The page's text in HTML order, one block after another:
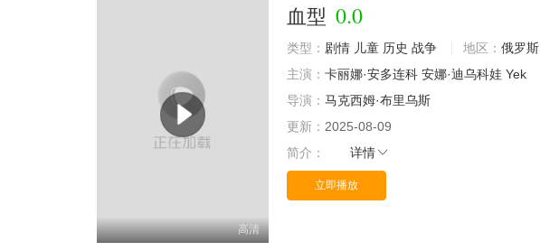
高清
血型 0.0
类型： 剧情 儿童 历史 战争 地区： 俄罗斯
主演： 卡丽娜·安多连科 安娜·迪乌科娃 Yek
导演： 马克西姆·布里乌斯
更新： 2025-08-09
简介：
详情
立即播放